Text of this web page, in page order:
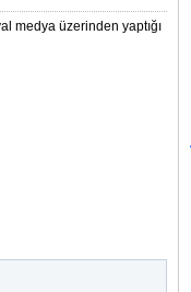
medya üzerinden yaptığı